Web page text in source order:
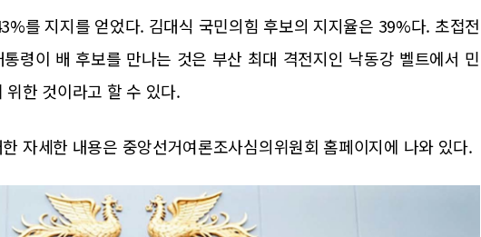
를 지지를 얻었다. 김대식 국민의힘 후보의 지지율은 39%다. 초접전
령이 배 후보를 만나는 것은 부산 최대 격전지인 낙동강 벨트에서 민
한 것이라고 할 수 있다.
자세한 내용은 중앙선거여론조사심의위원회 홈페이지에 나와 있다.